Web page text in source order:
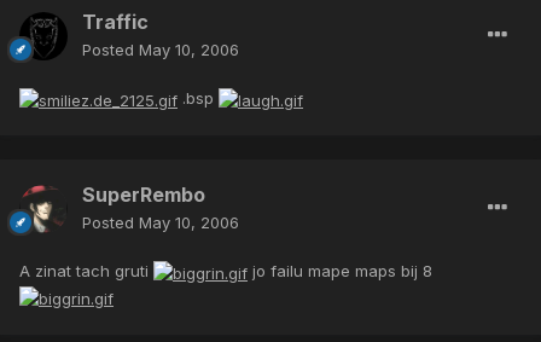
Traffic
Posted May 10, 2006
.bsp
SuperRembo
Posted May 10, 2006
A zinat tach gruti jo failu mape maps bij 8